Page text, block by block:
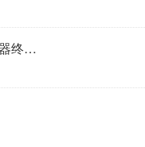
enianAdmin升级0.1.5，搞演示服务器终于弄好了